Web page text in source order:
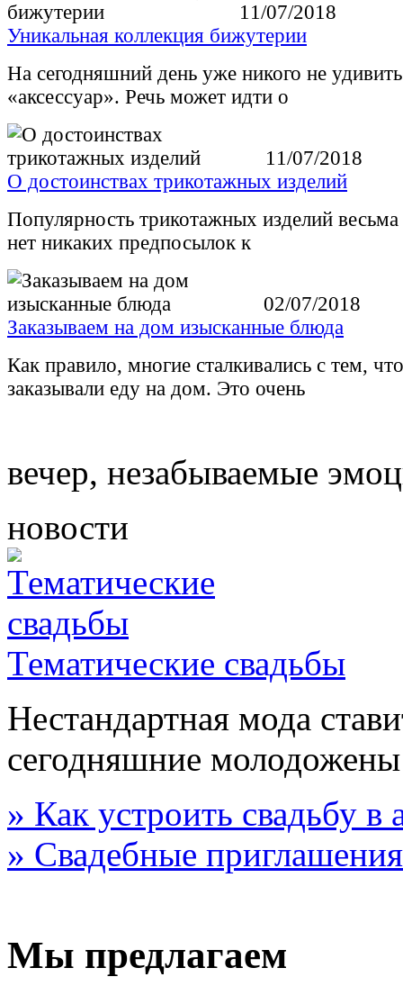
11/07/2018
Уникальная коллекция бижутерии
На сегодняшний день уже никого не
«аксессуар». Речь может идти о
11/07/2018
О достоинствах трикотажных изделий
Популярность трикотажных изделий
нет никаких предпосылок к
02/07/2018
Заказываем на дом изысканные блюда
Как правило, многие сталкивались с тем, что
заказывали еду на дом. Это очень
вечер, незабываемые
новости
Тематические свадьбы
Нестандартная мода
сегодняшние
» Как устроить свадьбу в
» Свадебные приглашения
Мы предлагаем